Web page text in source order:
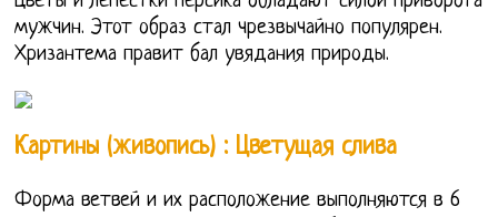
мужчин. Этот образ стал чрезвычайно популярен.
Хризантема правит бал увядания природы.
Картины (живопись) : Цветущая слива
Форма ветвей и их расположение выполняются в 6